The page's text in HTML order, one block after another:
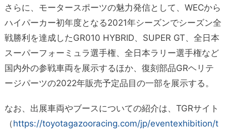
さらに、モータースポーツの魅力発信として、WECから
ハイパーカー初年度となる2021年シーズンでシーズン全
戦勝利を達成したGR010 HYBRID、SUPER GT、全日本
スーパーフォーミュラ選手権、全日本ラリー選手権など
国内外の参戦車両を展示するほか、復刻部品GRヘリテ
ージパーツの2022年販売予定品目の一部を展示する。
なお、出展車両やブースについての紹介は、TGRサイト
（https://toyotagazooracing.com/jp/eventexhibition/t